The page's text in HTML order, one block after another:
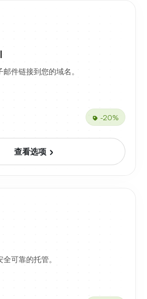
件链接到您的域名。
-20%
查看选项
可靠的托管。